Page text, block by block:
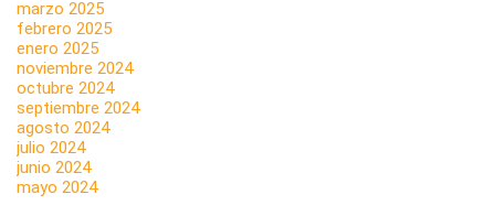
marzo 2025
febrero 2025
enero 2025
noviembre 2024
octubre 2024
septiembre 2024
agosto 2024
julio 2024
junio 2024
mayo 2024